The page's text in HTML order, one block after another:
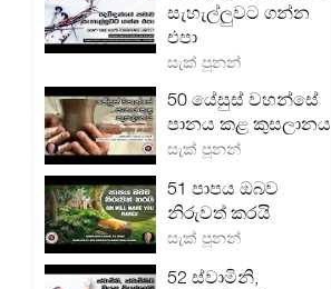
සැහැල්ලුවට ගන්න
එපා
සැක් පූනන්
50 යේසුස් වහන්සේ
පානය කළ කුසලානය
සැක් පූනන්
51 පාපය ඔබව
නිරුවත් කරයි
සැක් පූනන්
52 ස්වාමිනි,